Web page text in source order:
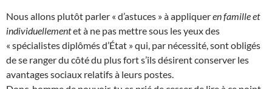
Nous allons plutôt parler « d’astuces » à appliqueren famille et
individuellementet à ne pas mettre sous les yeux des
« spécialistes diplômés d’État » qui, par nécessité, sont obligés
de se ranger du côté du plus fort s’ils désirent conserver les
avantages sociaux relatifs à leurs postes.